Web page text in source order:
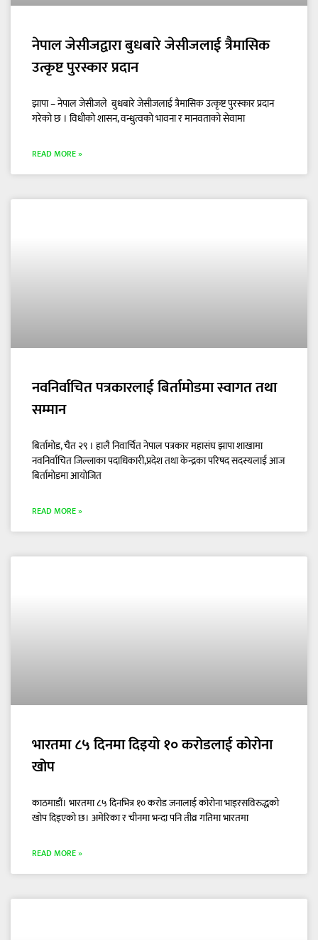
नेपाल जेसीजद्वारा बुधबारे जेसीजलाई त्रैमासिक
उत्कृष्ट पुरस्कार प्रदान
झापा – नेपाल जेसीजले बुधबारे जेसीजलाई त्रैमासिक उत्कृष्ट पुरस्कार प्रदान
गरेको छ । विधीको शासन, वन्धुत्वको भावना र मानवताको सेवामा
READ MORE »
नवनिर्वाचित पत्रकारलाई बिर्तामोडमा स्वागत तथा
सम्मान
बिर्तामोड, चैत २९ । हालै निवार्चित नेपाल पत्रकार महासंघ झापा शाखामा
नवनिर्वाचित जिल्लाका पदाधिकारी,प्रदेश तथा केन्द्रका परिषद सदस्यलाई आज
बिर्तामोडमा आयोजित
READ MORE »
भारतमा ८५ दिनमा दिइयो १० करोडलाई कोरोना
खोप
काठमाडौं। भारतमा ८५ दिनभित्र १० करोड जनालाई कोरोना भाइरसविरुद्धको
खोप दिइएको छ। अमेरिका र चीनमा भन्दा पनि तीव्र गतिमा भारतमा
READ MORE »